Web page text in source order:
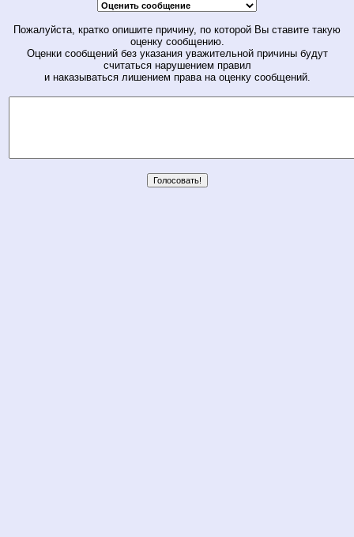
Пожалуйста, кратко опишите причину, по которой Вы ставите такую
оценку сообщению.
Оценки сообщений без указания уважительной причины будут
считаться нарушением правил
и наказываться лишением права на оценку сообщений.